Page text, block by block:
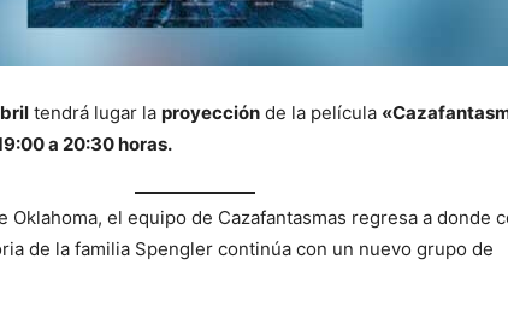
tendrá lugar la proyección de la película
a 20:30 horas.
Oklahoma, el equipo de Cazafantasmas regresa a donde
de la familia Spengler continúa con un nuevo grupo de